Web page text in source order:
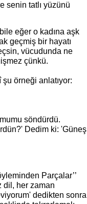
senin tatlı yüzünü
eğer o kadına aşk
geçmiş bir hayatı
vücudunda ne
çünkü.
örneği anlatıyor:
söndürdü.
Dedim ki: 'Güneş
Parçalar’’
dil, her zaman
dedikten sonra